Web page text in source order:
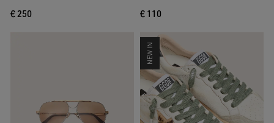
€ 250 € 110
NEW IN